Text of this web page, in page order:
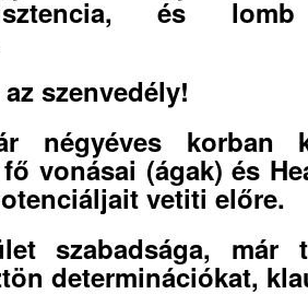
és lomb
szenvedély!
négyéves korban
vonásai (ágak) és
vetiti előre.
szabadsága, már
determinációkat,